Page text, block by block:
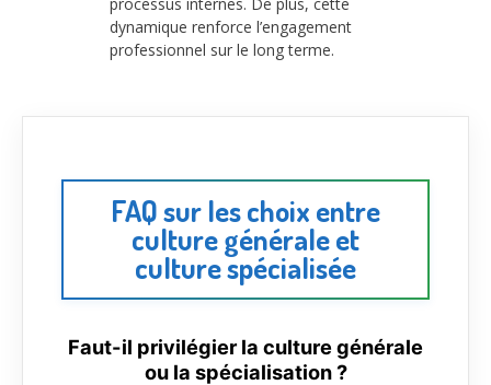
dynamique renforce l’engagement
professionnel sur le long terme.
FAQ sur les choix entre
culture générale et
culture spécialisée
Faut-il privilégier la culture générale
ou la spécialisation ?